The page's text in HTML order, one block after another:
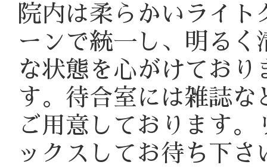
院内は柔らかいライト
ーンで統一し、明るく
な状態を心がけており
す。待合室には雑誌な
ご用意しております。
ックスしてお待ち下さ